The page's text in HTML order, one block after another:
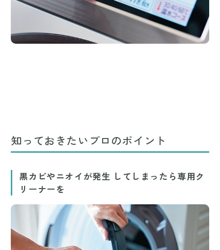
知っておきたいプロのポイント
黒カビやニオイが発生 してしまったら専用ク
リーナーを